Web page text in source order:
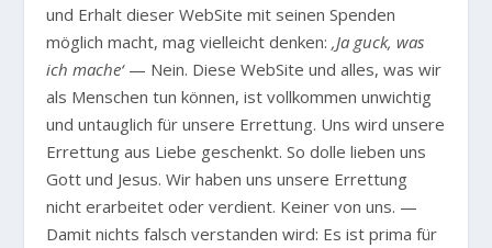
und Erhalt dieser WebSite mit seinen Spenden
möglich macht, mag vielleicht denken:‚Ja guck, was
ich mache‘— Nein. Diese WebSite und alles, was wir
als Menschen tun können, ist vollkommen unwichtig
und untauglich für unsere Errettung. Uns wird unsere
Errettung aus Liebe geschenkt. So dolle lieben uns
Gott und Jesus. Wir haben uns unsere Errettung
nicht erarbeitet oder verdient. Keiner von uns. —
Damit nichts falsch verstanden wird: Es ist prima für